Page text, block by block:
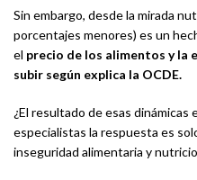
Sin embargo, desde la mirada
porcentajes menores) es un
el precio de los alimentos y la
subir según explica la OCDE.
¿El resultado de esas dinámicas
especialistas la respuesta es
inseguridad alimentaria y